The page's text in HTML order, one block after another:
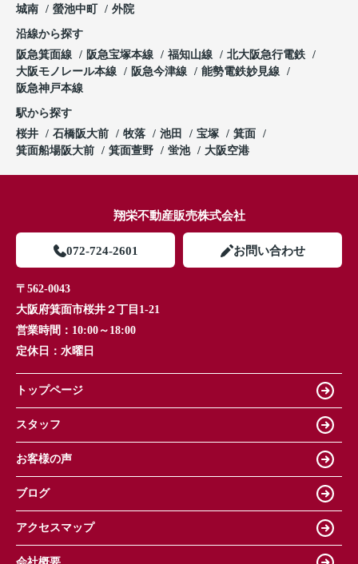
城南
螢池中町 外院
沿線から探す
阪急箕面線
阪急宝塚本線 福知山線
北大阪急行電鉄
大阪モノレール本線
阪急今津線
能勢電鉄妙見線
阪急神戸本線
駅から探す
桜井
石橋阪大前 牧落 池田 宝塚
箕面
箕面船場阪大前
箕面萱野 蛍池 大阪空港
翔栄不動産販売株式会社
072-724-2601 お問い合わせ
〒562-0043
大阪府箕面市桜井２丁目1-21
営業時間： 10:00～18:00
定休日： 水曜日
トップページ
スタッフ
お客様の声
ブログ
アクセスマップ